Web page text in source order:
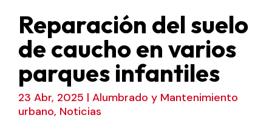
Reparación del suelo
de caucho en varios
parques infantiles
23 Abr, 2025 | Alumbrado y Mantenimiento
urbano, Noticias